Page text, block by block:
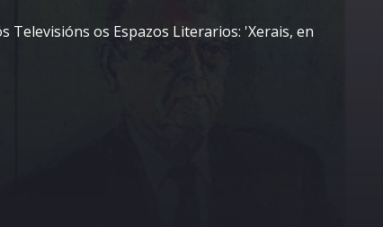
os Espazos Literarios: 'Xerais, en